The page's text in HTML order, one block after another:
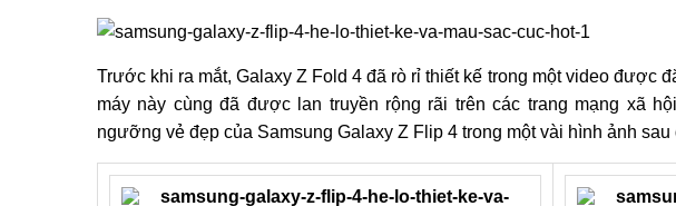
Trước khi ra mắt, Galaxy Z Fold 4 đã rò rỉ thiết kế trong một video được
máy này cùng đã được lan truyền rộng rãi trên các trang mạng xã
ngưỡng vẻ đẹp của Samsung Galaxy Z Flip 4 trong một vài hình ảnh sau